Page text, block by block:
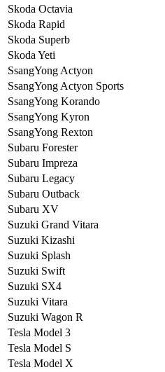
Skoda Octavia
Skoda Rapid
Skoda Superb
Skoda Yeti
SsangYong Actyon
SsangYong Actyon Sports
SsangYong Korando
SsangYong Kyron
SsangYong Rexton
Subaru Forester
Subaru Impreza
Subaru Legacy
Subaru Outback
Subaru XV
Suzuki Grand Vitara
Suzuki Kizashi
Suzuki Splash
Suzuki Swift
Suzuki SX4
Suzuki Vitara
Suzuki Wagon R
Tesla Model 3
Tesla Model S
Tesla Model X